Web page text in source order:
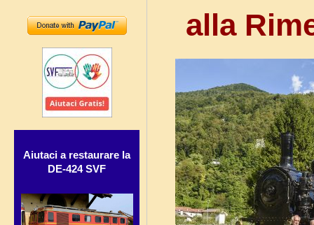
Aiutaci a restaurare la
DE-424 SVF
alla